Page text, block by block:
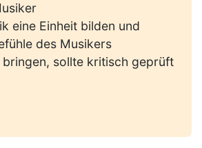
eine Einheit bilden und
des Musikers
sollte kritisch geprüft